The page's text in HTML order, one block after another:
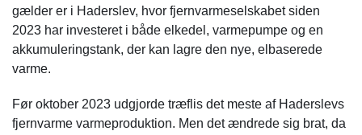
gælder er i Haderslev, hvor fjernvarmeselskabet siden
2023 har investeret i både elkedel, varmepumpe og en
akkumuleringstank, der kan lagre den nye, elbaserede
varme.
Før oktober 2023 udgjorde træflis det meste af Haderslevs
fjernvarme varmeproduktion. Men det ændrede sig brat, da